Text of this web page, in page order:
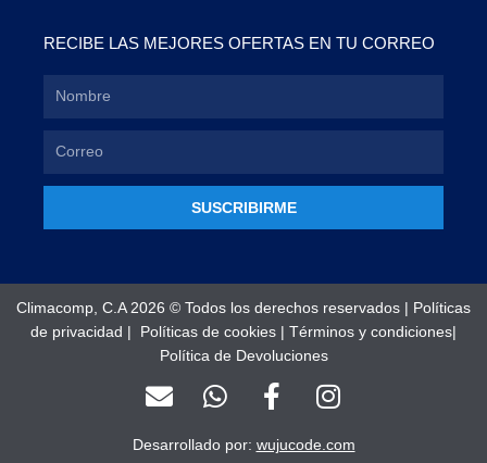
RECIBE LAS MEJORES OFERTAS EN TU CORREO
SUSCRIBIRME
Climacomp, C.A 2026 © Todos los derechos reservados | Políticas
de privacidad | Políticas de cookies | Términos y condiciones|
Política de Devoluciones
E
n
v
W
h
a
F
a
c
I
n
s
Desarrollado por: wujucode.com